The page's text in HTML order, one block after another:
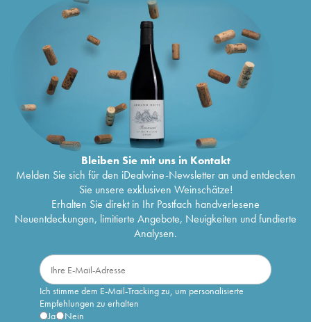
Bleiben Sie mit uns in Kontakt
Melden Sie sich für den iDealwine-Newsletter an und entdecken
Sie unsere exklusiven Weinschätze!
Erhalten Sie direkt in Ihr Postfach handverlesene
Neuentdeckungen, limitierte Angebote, Neuigkeiten und fundierte
Analysen.
Ich stimme dem E-Mail-Tracking zu, um personalisierte
Empfehlungen zu erhalten
Ja
Nein